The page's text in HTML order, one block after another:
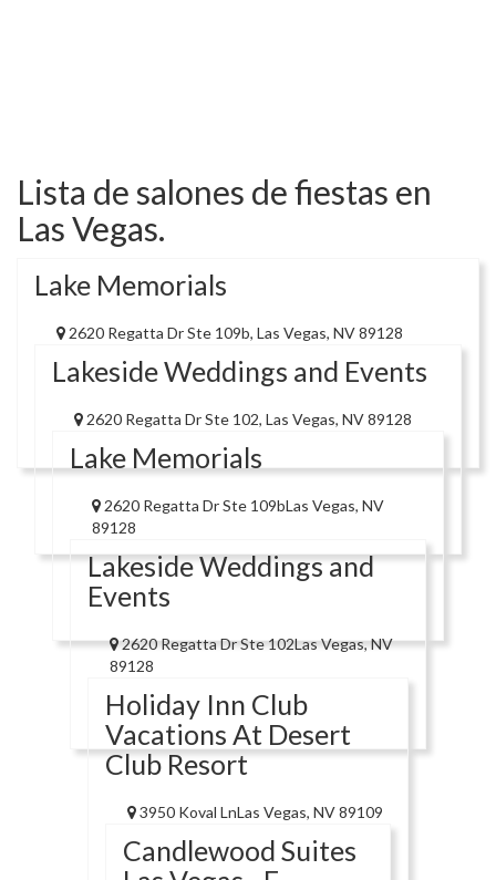
Lista de salones de fiestas en
Las Vegas.
Lake Memorials
2620 Regatta Dr Ste 109b, Las Vegas, NV 89128
Lakeside Weddings and Events
2620 Regatta Dr Ste 102, Las Vegas, NV 89128
Lake Memorials
2620 Regatta Dr Ste 109bLas Vegas, NV
89128
Lakeside Weddings and
Events
2620 Regatta Dr Ste 102Las Vegas, NV
89128
Holiday Inn Club
Vacations At Desert
Club Resort
3950 Koval LnLas Vegas, NV 89109
Candlewood Suites